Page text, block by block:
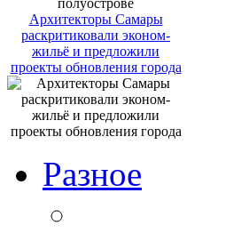
Архитекторы Самары
раскритиковали эконом-
жильё и предложили
проекты обновления города
Разное